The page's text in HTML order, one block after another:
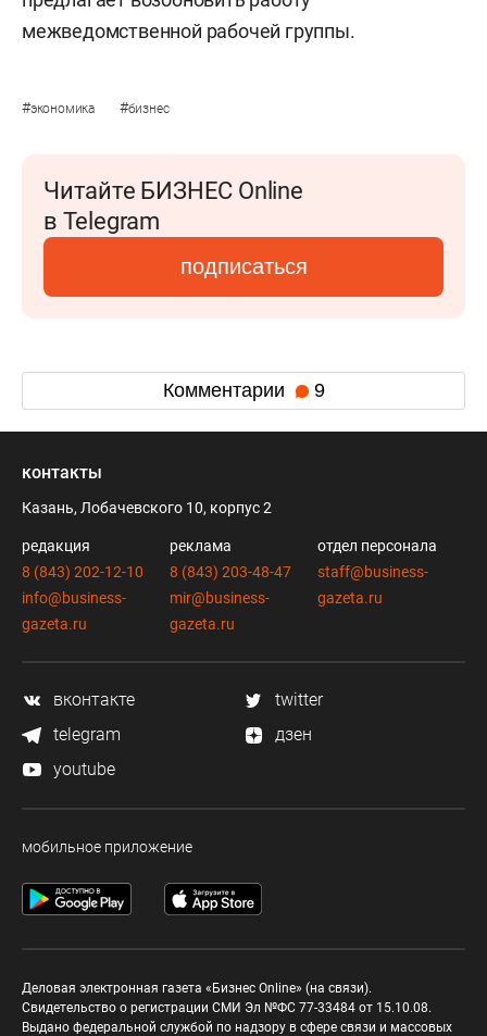
межведомственной рабочей группы.
#экономика #бизнес
Читайте БИЗНЕС Online
в Telegram
подписаться
Комментарии 9
контакты
Казань, Лобачевского 10, корпус 2
редакция
8 (843) 202-12-10
info@business-
gazeta.ru
реклама
8 (843) 203-48-47
mir@business-
gazeta.ru
отдел персонала
staff@business-
gazeta.ru
вконтакте
twitter
telegram
дзен
youtube
мобильное приложение
Деловая электронная газета «Бизнес Online» (на связи).
Свидетельство о регистрации СМИ Эл №ФС 77-33484 от 15.10.08.
Выдано федеральной службой по надзору в сфере связи и массовых